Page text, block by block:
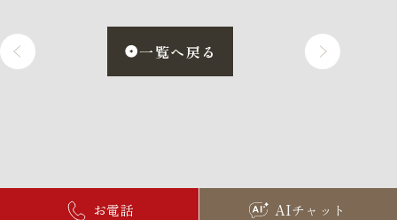
一覧へ戻る
お電話 AIチャット